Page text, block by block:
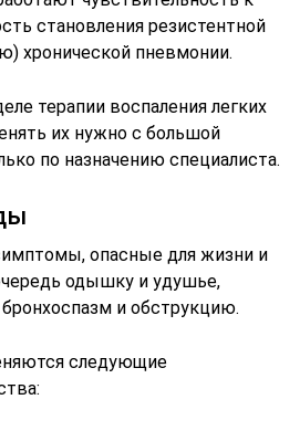
становления резистентной
хронической пневмонии.
терапии воспаления легких
их нужно с большой
по назначению специалиста.
опасные для жизни и
одышку и удушье,
и обструкцию.
следующие